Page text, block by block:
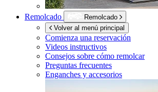
Remolcado
Remolcado
Volver al menú principal
Comienza una reservación
Videos instructivos
Consejos sobre cómo remolcar
Preguntas frecuentes
Enganches y accesorios